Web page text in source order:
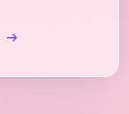
